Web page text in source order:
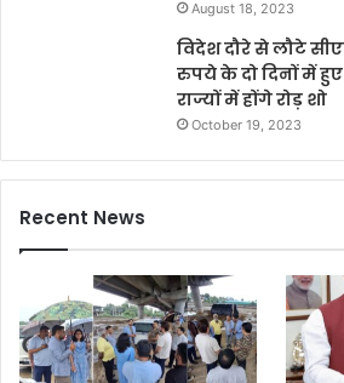
August 18, 2023
विदेश दौरे से लौटे
रुपये के दो दिनों में
राज्यों में होंगे रोड़ शो
October 19, 2023
Recent News